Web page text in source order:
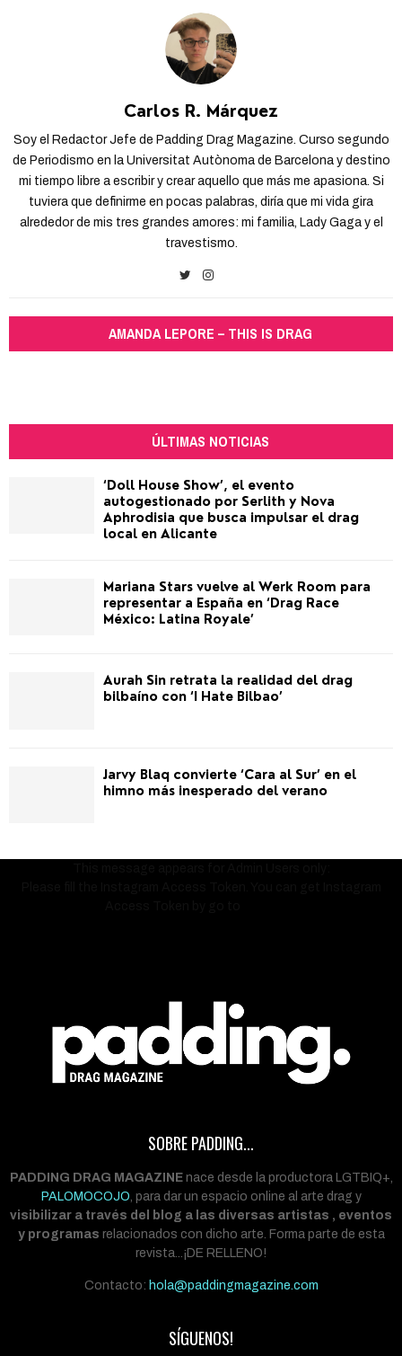
Carlos R. Márquez
Soy el Redactor Jefe de Padding Drag Magazine. Curso segundo
de Periodismo en la Universitat Autònoma de Barcelona y destino
mi tiempo libre a escribir y crear aquello que más me apasiona. Si
tuviera que definirme en pocas palabras, diría que mi vida gira
alrededor de mis tres grandes amores: mi familia, Lady Gaga y el
travestismo.
AMANDA LEPORE – THIS IS DRAG
ÚLTIMAS NOTICIAS
‘Doll House Show’, el evento
autogestionado por Serlith y Nova
Aphrodisia que busca impulsar el drag
local en Alicante
Mariana Stars vuelve al Werk Room para
representar a España en ‘Drag Race
México: Latina Royale’
Aurah Sin retrata la realidad del drag
bilbaíno con ‘I Hate Bilbao’
Jarvy Blaq convierte ‘Cara al Sur’ en el
himno más inesperado del verano
SOBRE PADDING...
PADDING DRAG MAGAZINEnace desde la productora LGTBIQ+,
PALOMOCOJO , para dar un espacio online al arte drag y
visibilizar a través del blog a las diversas artistas , eventos
y programas relacionados con dicho arte. Forma parte de esta
revista...¡DE RELLENO!
Contacto: hola@paddingmagazine.com
SÍGUENOS!